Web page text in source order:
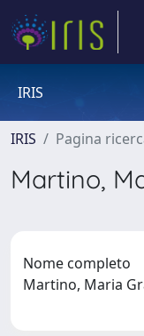
IRIS
IRIS Pagina
Martino,
Nome completo
Martino, Maria